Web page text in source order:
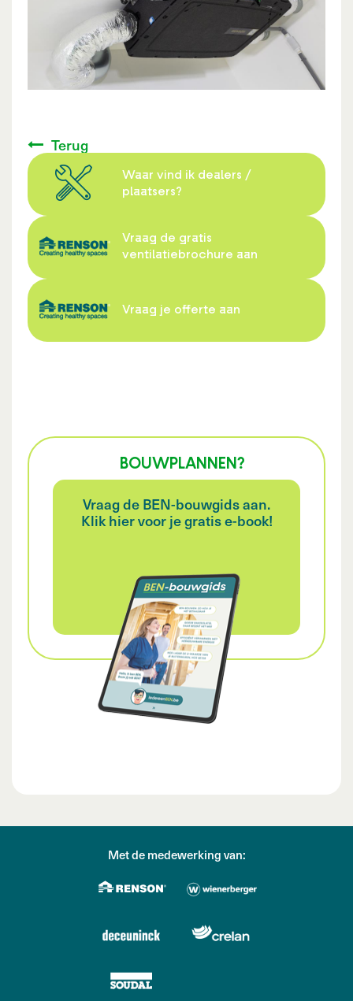
Terug
Waar vind ik dealers /
plaatsers?
Vraag de gratis
ventilatiebrochure aan
Vraag je offerte aan
BOUWPLANNEN?
Vraag de BEN-bouwgids aan.
Klik hier voor je gratis e-book!
Met de medewerking van: